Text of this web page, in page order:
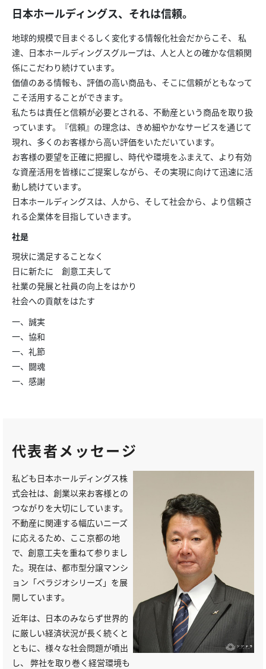
日本ホールディングス、それは信頼。
地球的規模で目まぐるしく変化する情報化社会だからこそ、 私
達、日本ホールディングスグループは、人と人との確かな信頼関
係にこだわり続けています。
価値のある情報も、評価の高い商品も、そこに信頼がともなって
こそ活用することができます。
私たちは責任と信頼が必要とされる、不動産という商品を取り扱
っています。『信頼』の理念は、きめ細やかなサービスを通じて
現れ、多くのお客様から高い評価をいただいています。
お客様の要望を正確に把握し、時代や環境をふまえて、より有効
な資産活用を皆様にご提案しながら、その実現に向けて迅速に活
動し続けています。
日本ホールディングスは、人から、そして社会から、より信頼さ
れる企業体を目指していきます。
社是
現状に満足することなく
日に新たに 創意工夫して
社業の発展と社員の向上をはかり
社会への貢献をはたす
一、誠実
一、協和
一、礼節
一、闘魂
一、感謝
代表者メッセージ
私ども日本ホールディングス株
式会社は、創業以来お客様との
つながりを大切にしています。
不動産に関連する幅広いニーズ
に応えるため、ここ京都の地
で、創意工夫を重ねて参りまし
た。現在は、都市型分譲マンシ
ョン「ベラジオシリーズ」を展
開しています。
近年は、日本のみならず世界的
に厳しい経済状況が長く続くと
ともに、様々な社会問題が噴出
し、 弊社を取り巻く経営環境も